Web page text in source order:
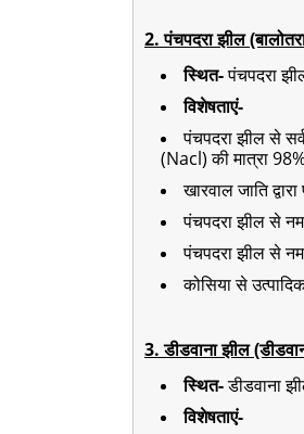
2. पंचपदरा झील
स्थित-पंचपदरा
विशेषताएं-
पंचपदरा झील से
(Nacl) की मात्रा
खारवाल जाति
पंचपदरा झील से
पंचपदरा झील से
कोसिया से
3. डीडवाना झील
स्थित-डीडवाना
विशेषताएं-